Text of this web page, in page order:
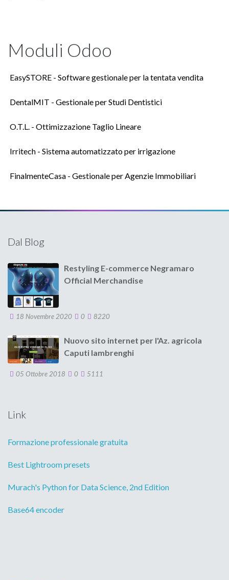
Moduli Odoo
EasySTORE - Software gestionale per la tentata vendita
DentalMIT - Gestionale per Studi Dentistici
O.T.L. - Ottimizzazione Taglio Lineare
Irritech - Sistema automatizzato per irrigazione
FinalmenteCasa - Gestionale per Agenzie Immobiliari
Dal Blog
Restyling E-commerce Negramaro
Official Merchandise
18 Novembre 2020 0 8220
Nuovo sito internet per l'Az. agricola
Caputi Iambrenghi
05 Ottobre 2018 0 5111
Link
Formazione professionale gratuita
Best Lightroom presets
Murach's Python for Data Science, 2nd Edition
Base64 encoder